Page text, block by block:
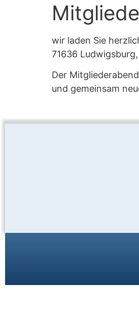
wir laden Sie
71636
Der
und gemeinsam